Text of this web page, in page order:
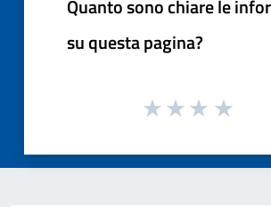
Quanto sono chiare le
su questa pagina?